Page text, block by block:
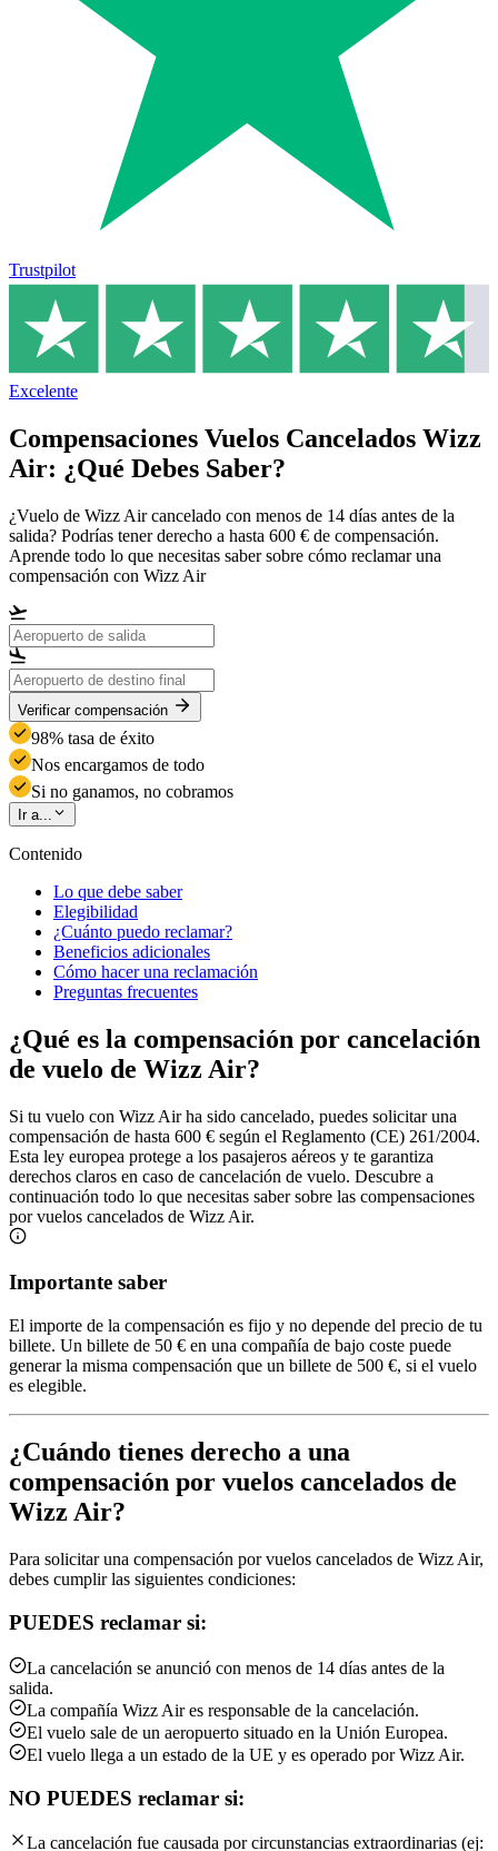
Trustpilot
Excelente
Compensaciones Vuelos Cancelados Wizz
Air: ¿Qué Debes Saber?
¿Vuelo de Wizz Air cancelado con menos de 14 días antes de la
salida? Podrías tener derecho a hasta 600 € de compensación.
Aprende todo lo que necesitas saber sobre cómo reclamar una
compensación con Wizz Air
Verificar compensación
98% tasa de éxito
Nos encargamos de todo
Si no ganamos, no cobramos
Ir a...
Contenido
Lo que debe saber
Elegibilidad
¿Cuánto puedo reclamar?
Beneficios adicionales
Cómo hacer una reclamación
Preguntas frecuentes
¿Qué es la compensación por cancelación
de vuelo de Wizz Air?
Si tu vuelo con Wizz Air ha sido cancelado, puedes solicitar una
compensación de hasta 600 € según el Reglamento (CE) 261/2004.
Esta ley europea protege a los pasajeros aéreos y te garantiza
derechos claros en caso de cancelación de vuelo. Descubre a
continuación todo lo que necesitas saber sobre las compensaciones
por vuelos cancelados de Wizz Air.
Importante saber
El importe de la compensación es fijo y no depende del precio de tu
billete. Un billete de 50 € en una compañía de bajo coste puede
generar la misma compensación que un billete de 500 €, si el vuelo
es elegible.
¿Cuándo tienes derecho a una
compensación por vuelos cancelados de
Wizz Air?
Para solicitar una compensación por vuelos cancelados de Wizz Air,
debes cumplir las siguientes condiciones:
PUEDES reclamar si:
La cancelación se anunció con menos de 14 días antes de la
salida.
La compañía Wizz Air es responsable de la cancelación.
El vuelo sale de un aeropuerto situado en la Unión Europea.
El vuelo llega a un estado de la UE y es operado por Wizz Air.
NO PUEDES reclamar si:
La cancelación fue causada por circunstancias extraordinarias (ej: